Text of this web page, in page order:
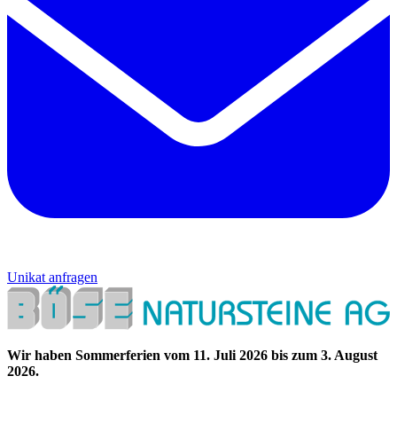
Unikat anfragen
Wir haben Sommerferien vom 11. Juli 2026 bis zum 3. August
2026.